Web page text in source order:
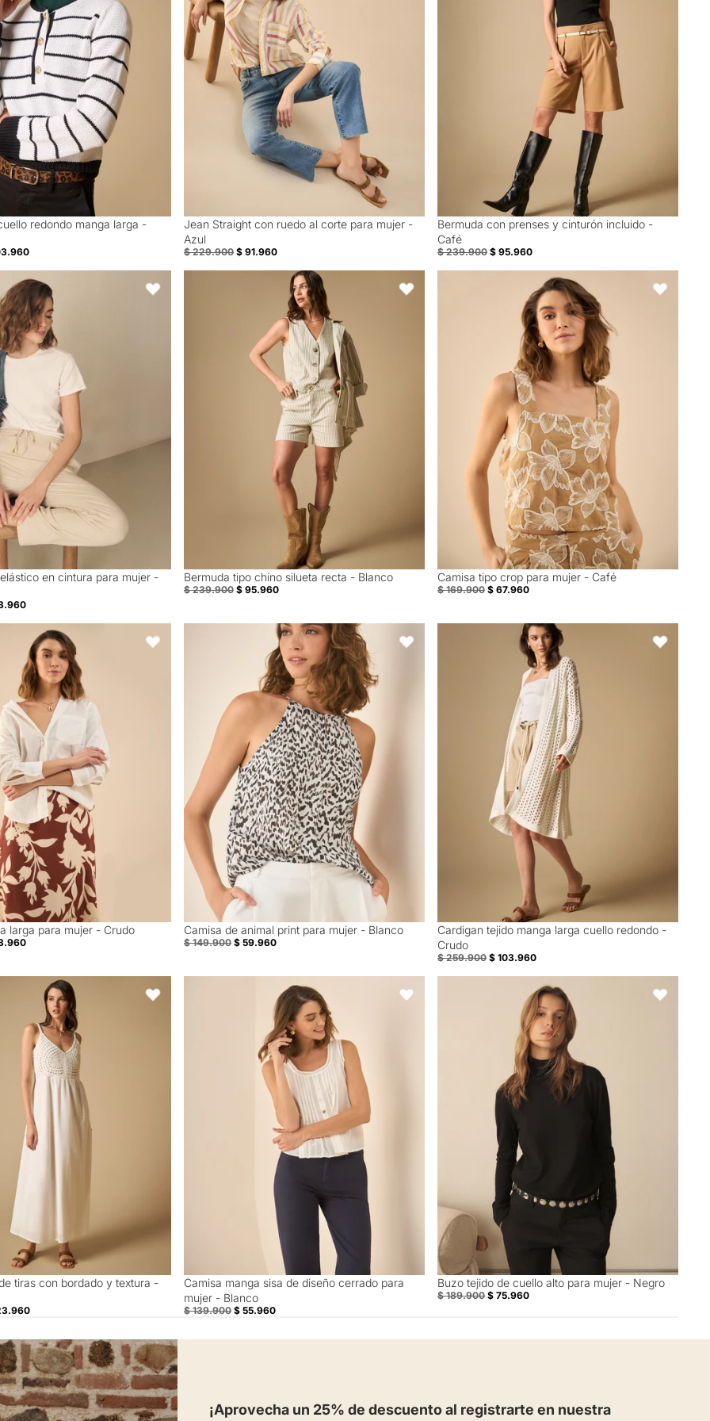
redondo manga larga -
60% Off
Jean Straight con ruedo al corte para mujer -
Azul
$ 229.900 $ 91.960
60% Off
Bermuda con prenses y cinturón incluido -
Café
$ 239.900 $ 95.960
en cintura para mujer - Beige
en cintura para mujer -
Favoritos
Bermuda tipo chino silueta recta - Blanco
60% Off
Bermuda tipo chino silueta recta - Blanco
$ 239.900 $ 95.960
Favoritos
Camisa tipo crop para mujer - Café
60% Off
Camisa tipo crop para mujer - Café
$ 169.900 $ 67.960
Favoritos
larga para mujer - Crudo
larga para mujer - Crudo
Favoritos
Camisa de animal print para mujer - Blanco
60% Off
Camisa de animal print para mujer - Blanco
$ 149.900 $ 59.960
Favoritos
Cardigan tejido manga larga cuello redondo - Crudo
60% Off
Cardigan tejido manga larga cuello redondo -
Crudo
$ 259.900 $ 103.960
Favoritos
tiras con bordado y textura - Blanco
tiras con bordado y textura -
Favoritos
Camisa manga sisa de diseño cerrado para mujer - Blanco
60% Off
Camisa manga sisa de diseño cerrado para
mujer - Blanco
$ 139.900 $ 55.960
Favoritos
Buzo tejido de cuello alto para mujer - Negro
60% Off
Buzo tejido de cuello alto para mujer - Negro
$ 189.900 $ 75.960
Favoritos
¡Aprovecha un 25% de descuento al registrarte en nuestra